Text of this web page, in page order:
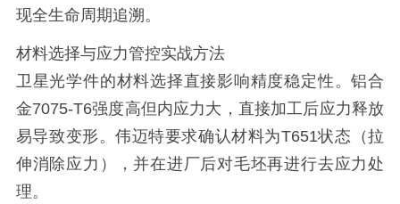
现全生命周期追溯。
材料选择与应力管控实战方法
卫星光学件的材料选择直接影响精度稳定性。铝合
金7075-T6强度高但内应力大，直接加工后应力释放
易导致变形。伟迈特要求确认材料为T651状态（拉
伸消除应力），并在进厂后对毛坯再进行去应力处
理。